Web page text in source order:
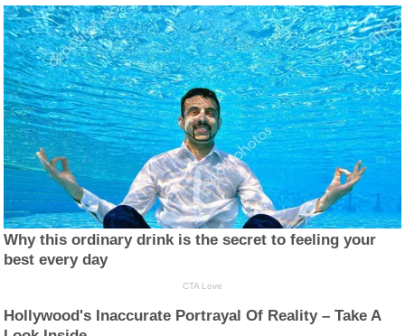
Why this ordinary drink is the secret to feeling your
best every day
CTA Love
Hollywood's Inaccurate Portrayal Of Reality – Take A